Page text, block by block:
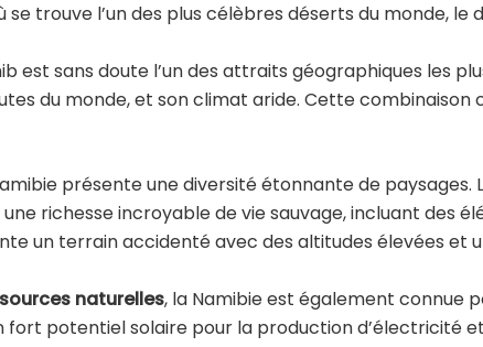
trouve l’un des plus célèbres déserts du monde, le
est sans doute l’un des attraits géographiques les
du monde, et son climat aride. Cette
présente une diversité étonnante de
richesse incroyable de vie sauvage, incluant des
un terrain accidenté avec des altitudes élevées et
naturelles, la Namibie est également connue
fort potentiel solaire pour la production d’électricité